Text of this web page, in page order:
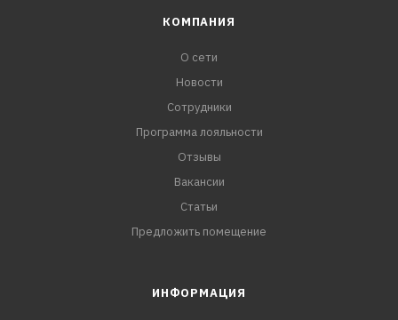
КОМПАНИЯ
О сети
Новости
Сотрудники
Программа лояльности
Отзывы
Вакансии
Статьи
Предложить помещение
ИНФОРМАЦИЯ